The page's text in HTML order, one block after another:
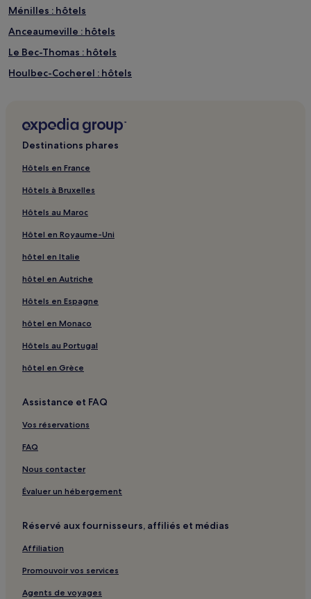
Ménilles : hôtels
Anceaumeville : hôtels
Le Bec-Thomas : hôtels
Houlbec-Cocherel : hôtels
Rue du Gros-Horloge : Hôtels avec parking à proximité
proximité
Rue du Gros-Horloge : Hôtels avec petit-déjeuner gratuit à
Amfreville-Les-Champs : hôtels
Bray : hôtels
Écos : hôtels
Émanville : hôtels
Monument juif : hôtels à proximité
Musée de Rouen : hôtels à proximité
Saint-Denis-Des-Monts : hôtels
Abbaye Notre-Dame de Fontaine-Guérard : hôtels à
proximité
Caumont : hôtels
Villettes : hôtels
La Neuve-Grange : hôtels
Préaux : hôtels
Fontaine-Bellenger : hôtels
Destinations phares
Hôtels en France
Hôtels à Bruxelles
Hôtels au Maroc
Hôtel en Royaume-Uni
hôtel en Italie
hôtel en Autriche
Hôtels en Espagne
hôtel en Monaco
Hôtels au Portugal
hôtel en Grèce
Assistance et FAQ
Vos réservations
FAQ
Nous contacter
Évaluer un hébergement
Réservé aux fournisseurs, affiliés et médias
Affiliation
Promouvoir vos services
Agents de voyages